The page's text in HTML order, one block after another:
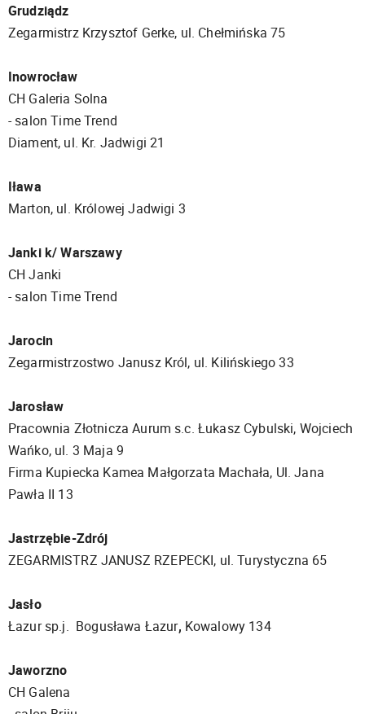
Grudziądz
Zegarmistrz Krzysztof Gerke, ul. Chełmińska 75
Inowrocław
CH Galeria Solna
- salon Time Trend
Diament, ul. Kr. Jadwigi 21
Iława
Marton, ul. Królowej Jadwigi 3
Janki k/ Warszawy
CH Janki
- salon Time Trend
Jarocin
Zegarmistrzostwo Janusz Król, ul. Kilińskiego 33
Jarosław
Pracownia Złotnicza Aurum s.c. Łukasz Cybulski, Wojciech
Wańko, ul. 3 Maja 9
Firma Kupiecka Kamea Małgorzata Machała, Ul. Jana
Pawła II 13
Jastrzębie-Zdrój
ZEGARMISTRZ JANUSZ RZEPECKI, ul. Turystyczna 65
Jasło
Łazur sp.j. Bogusława Łazur, Kowalowy 134
Jaworzno
CH Galena